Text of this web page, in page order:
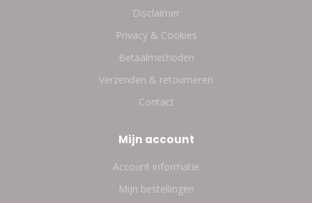
Disclaimer
Privacy & Cookies
Betaalmethoden
Verzenden & retourneren
Contact
Mijn account
Account informatie
Mijn bestellingen